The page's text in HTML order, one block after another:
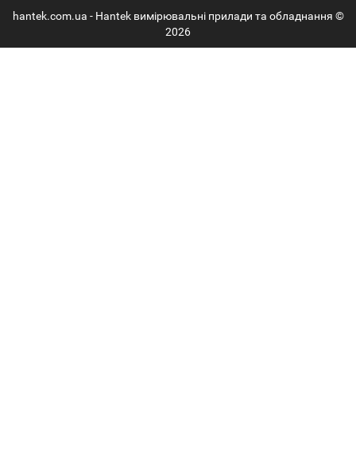
hantek.com.ua - Hantek вимірювальні прилади та обладнання ©
2026